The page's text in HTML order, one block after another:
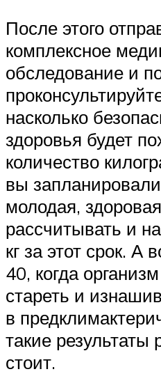
После этого
комплексное
обследование и
насколько
здоровья будет
количество
вы
молодая,
рассчитывать и
кг за этот срок. А
40, когда
стареть и
в
такие результаты
стоит.